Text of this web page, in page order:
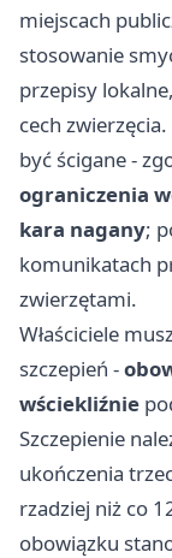
miejscach
stosowanie
przepisy
cech
być ścigane -
ograniczenia
kara nagany;
komunikatach
zwierzętami.
Właściciele
szczepień -
wściekliźnie
Szczepienie
ukończenia
rzadziej niż co
obowiązku